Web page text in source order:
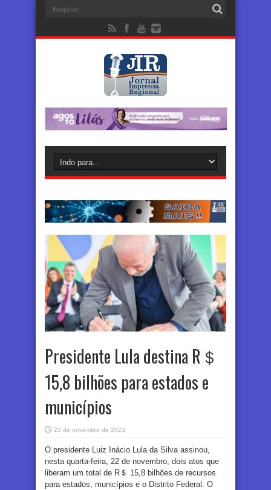
Presidente Lula destina R＄
15,8 bilhões para estados e
municípios
23 de novembro de 2023
O presidente Luiz Inácio Lula da Silva assinou,
nesta quarta-feira, 22 de novembro, dois atos que
liberam um total de R＄ 15,8 bilhões de recursos
para estados, municípios e o Distrito Federal. O